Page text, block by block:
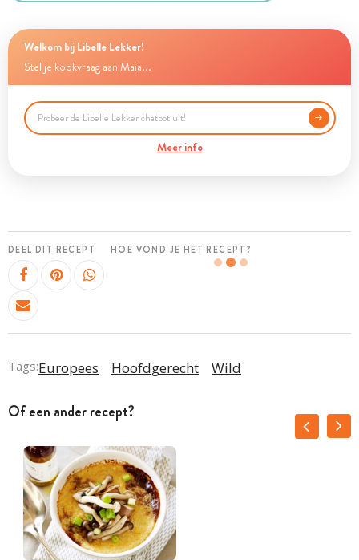
Welkom bij Libelle Lekker!
Stel je kookvraag aan Maia...
Meer info
DEEL DIT RECEPT HOE VOND JE HET RECEPT?
Tags:Europees Hoofdgerecht Wild
Of een ander recept?